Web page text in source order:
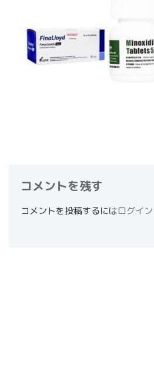
コメントを残す
コメントを投稿するにはログイン